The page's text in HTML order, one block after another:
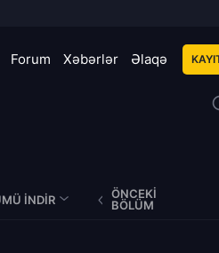
Forum Xəbərlər Əlaqə
İNDIR
ÖNCEKI
BÖLÜM